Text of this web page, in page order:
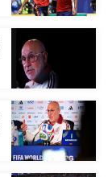
كرة طائرة
الوطن العربي
في المونديال
رياضة نسائية